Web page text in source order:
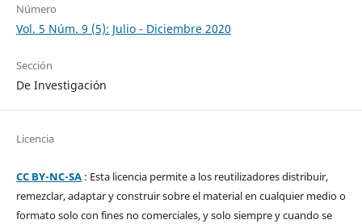
Número
Vol. 5 Núm. 9 (5): Julio - Diciembre 2020
Sección
De Investigación
Licencia
CC BY-NC-SA: Esta licencia permite a los reutilizadores distribuir,
remezclar, adaptar y construir sobre el material en cualquier medio o
formato solo con fines no comerciales, y solo siempre y cuando se